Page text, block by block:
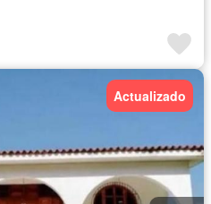
Actualizado